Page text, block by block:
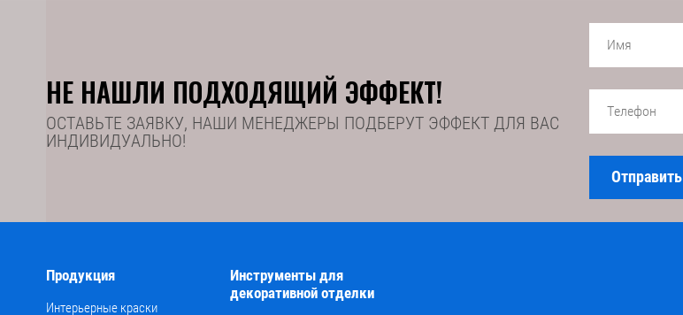
НЕ НАШЛИ ПОДХОДЯЩИЙ ЭФФЕКТ!
ОСТАВЬТЕ ЗАЯВКУ, НАШИ МЕНЕДЖЕРЫ ПОДБЕРУТ ЭФФЕКТ ДЛЯ ВАС
ИНДИВИДУАЛЬНО!
Отправить
Продукция
Интерьерные краски
Инструменты для
декоративной отделки